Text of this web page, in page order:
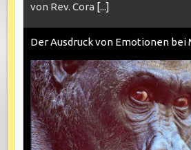
von Rev. Cora [...]
Der Ausdruck von Emotionen bei